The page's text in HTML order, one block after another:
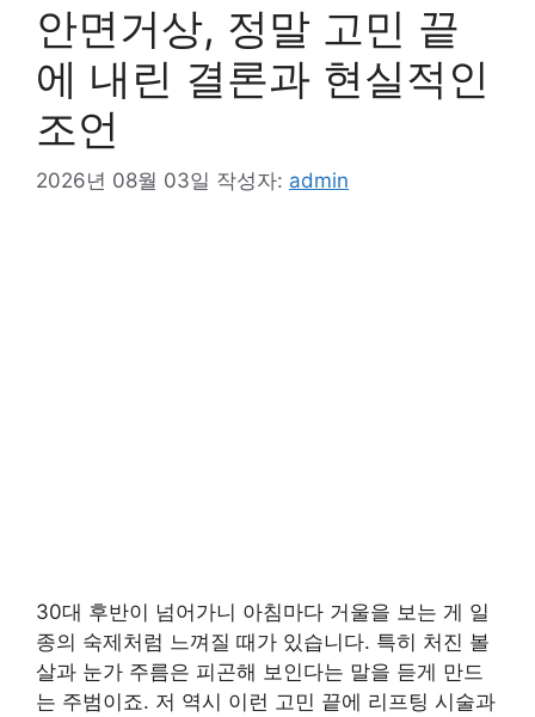
안면거상, 정말 고민 끝
에 내린 결론과 현실적인
조언
2026년 08월 03일 작성자: admin
30대 후반이 넘어가니 아침마다 거울을 보는 게 일
종의 숙제처럼 느껴질 때가 있습니다. 특히 처진 볼
살과 눈가 주름은 피곤해 보인다는 말을 듣게 만드
는 주범이죠. 저 역시 이런 고민 끝에 리프팅 시술과